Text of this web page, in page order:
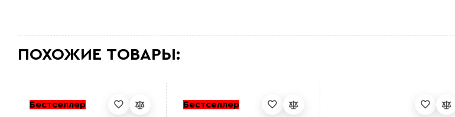
ПОХОЖИЕ ТОВАРЫ:
Бестселлер Бестселлер